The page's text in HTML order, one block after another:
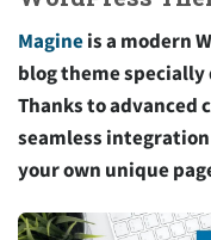
Magineis a modern
blog theme specially
Thanks to advanced
seamless
your own unique